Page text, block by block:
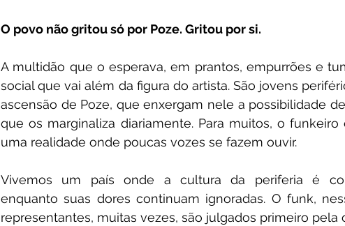
O povo não gritou só por Poze. Gritou por si.
A multidão que o esperava, em prantos, empurrões e
social que vai além da figura do artista. São jovens
ascensão de Poze, que enxergam nele a possibilidade
que os marginaliza diariamente. Para muitos, o
uma realidade onde poucas vozes se fazem ouvir.
Vivemos um país onde a cultura da periferia é
enquanto suas dores continuam ignoradas. O funk,
representantes, muitas vezes, são julgados primeiro pela